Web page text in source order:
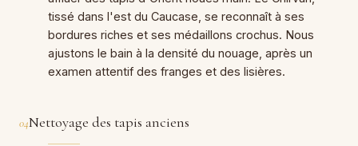
tissé dans l'est du Caucase, se reconnaît à ses
bordures riches et ses médaillons crochus. Nous
ajustons le bain à la densité du nouage, après un
examen attentif des franges et des lisières.
04Nettoyage des tapis anciens